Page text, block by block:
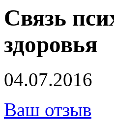
Связь
здоровья
04.07.2016
Ваш отзыв